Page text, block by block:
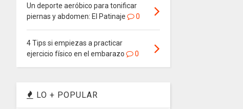
Un deporte aeróbico para tonificar
piernas y abdomen: El Patinaje
0
4 Tips si empiezas a practicar
ejercicio físico en el embarazo
0
LO + POPULAR